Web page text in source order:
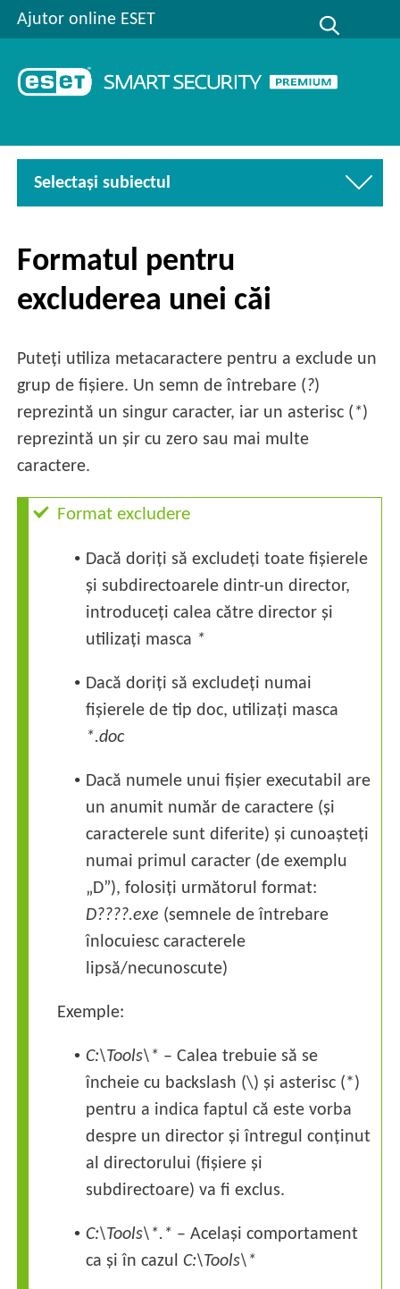
Ajutor online ESET
Selectaşi subiectul
Formatul pentru
excluderea unei căi
Puteți utiliza metacaractere pentru a exclude un
grup de fișiere. Un semn de întrebare ( ?)
reprezintă un singur caracter, iar un asterisc ( *)
reprezintă un șir cu zero sau mai multe
caractere.
Format excludere
• Dacă doriți să excludeți toate fișierele
și subdirectoarele dintr-un director,
introduceți calea către director și
utilizați masca *
• Dacă doriți să excludeți numai
fișierele de tip doc, utilizați masca
*.doc
• Dacă numele unui fișier executabil are
un anumit număr de caractere (și
caracterele sunt diferite) și cunoașteți
numai primul caracter (de exemplu
„D”), folosiți următorul format:
D????.exe (semnele de întrebare
înlocuiesc caracterele
lipsă/necunoscute)
Exemple:
• C:\Tools\* – Calea trebuie să se
încheie cu backslash (\) și asterisc (*)
pentru a indica faptul că este vorba
despre un director și întregul conținut
al directorului (fișiere și
subdirectoare) va fi exclus.
• C:\Tools\*.* – Același comportament
ca și în cazulC:\Tools\*